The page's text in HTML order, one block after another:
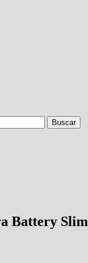
Battery Slim